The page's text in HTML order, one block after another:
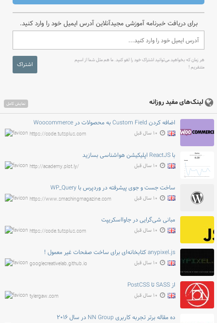
برای دریافت خبرنامه آموزشی مجیدآنلاین آدرس ایمیل خود را وارد کنید.
هر زمان که بخواهید می‌توانید اشتراک خود را لغو کنید. ما هم مثل شما از اسپم
متنفریم !
اشتراک
لینک‌های مفید روزانه نمایش کامل
اضافه کردن Custom Field به محصولات در Woocommerce
https://code.tutsplus.com ۱۰ سال قبل
با ReactJS اپلیکیشن هواشناسی بسازید
http://academy.plot.ly/ ۱۰ سال قبل
ساخت جست و جوی پیشرفته در وردپرس با WP_Query
https://www.smashingmagazine.com ۱۰ سال قبل
مبانی شی‌گرایی در جاوااسکریپت
https://code.tutsplus.com ۱۰ سال قبل
anypixel.js کتابخانه‌ای برای ساخت صفحات غیر معمول !
googlecreativelab.github.io ۱۰ سال قبل
از SASS تا PostCSS
tylergaw.com ۱۰ سال قبل
ده مقاله برتر تجربه کاربری NN Group در سال ۲۰۱۶